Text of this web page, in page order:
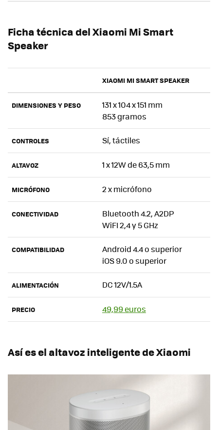
Ficha técnica del Xiaomi Mi Smart
Speaker
XIAOMI MI SMART SPEAKER
DIMENSIONES Y PESO
131 x 104 x 151 mm
853 gramos
CONTROLES Sí, táctiles
ALTAVOZ 1 x 12W de 63,5 mm
MICRÓFONO 2 x micrófono
CONECTIVIDAD
Bluetooth 4.2, A2DP
WiFI 2,4 y 5 GHz
COMPATIBILIDAD
Android 4.4 o superior
iOS 9.0 o superior
ALIMENTACIÓN DC 12V/1.5A
PRECIO 49,99 euros
Así es el altavoz inteligente de Xiaomi